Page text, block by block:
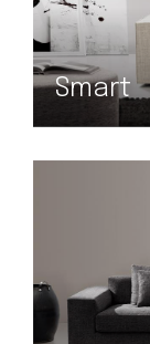
Smart